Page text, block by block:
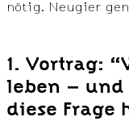
nötig. Neugier
1. Vortrag:
leben –
diese Frage